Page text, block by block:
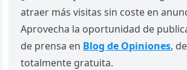
atraer más visitas sin coste en
Aprovecha la oportunidad de
de prensa en Blog de Opiniones,
totalmente gratuita.